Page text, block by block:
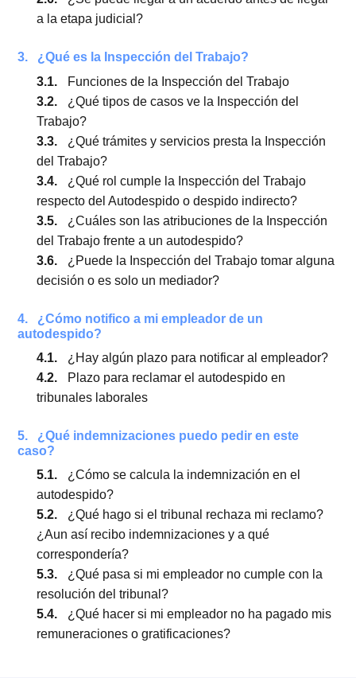
2.4. Dependiendo de la causal, ¿Es distinta la
2.5. ¿Qué pasa si el trabajador no logra
causal invocada?
2.6.
¿Se puede llegar a un acuerdo antes de
a la etapa judicial?
¿Qué es la Inspección del Trabajo?
3.1. Funciones de la Inspección del Trabajo
3.2.
¿Qué tipos de casos ve la Inspección del
Trabajo?
3.3.
¿Qué trámites y servicios presta la
del Trabajo?
3.4.
¿Qué rol cumple la Inspección del Trabajo
respecto del Autodespido o despido indirecto?
3.5.
¿Cuáles son las atribuciones de la
del Trabajo frente a un autodespido?
3.6. ¿Puede la Inspección del Trabajo tomar
autodespido?
4.1.
¿Hay algún plazo para notificar al
4.2. Plazo para reclamar el autodespido en
tribunales laborales
¿Qué indemnizaciones puedo pedir en este
caso?
5.1. ¿Cómo se calcula la indemnización en el